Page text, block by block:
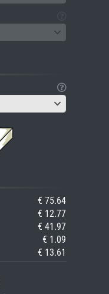
€ 75.64
€ 12.77
€ 41.97
€ 1.09
€ 13.61